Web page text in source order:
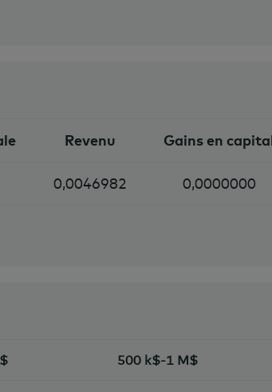
Revenu Gains en
0,0046982 0,0000000
500 k$-1 M$